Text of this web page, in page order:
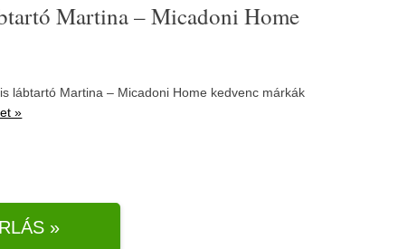
Martina – Micadoni Home
lábtartó Martina – Micadoni Home kedvenc márkák
»
»